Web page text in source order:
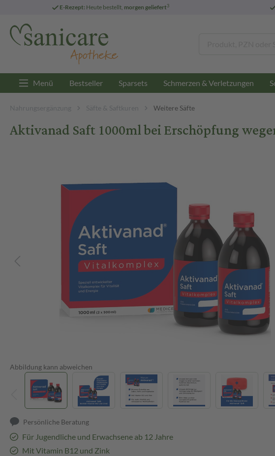
E-Rezept: Heute bestellt, morgen geliefert3
Menü Bestseller Sparsets Schmerzen & Verletzungen
Nahrungsergänzung Säfte & Saftkuren Weitere Säfte
Aktivanad Saft 1000ml bei Erschöpfung
Abbildung kann abweichen
Persönliche Beratung
Für Jugendliche und Erwachsene ab 12 Jahre
Mit Vitamin B12 und Zink